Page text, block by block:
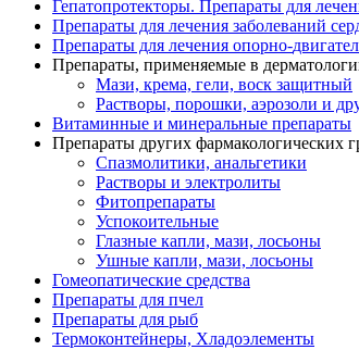
Гепатопротекторы. Препараты для
Препараты для лечения заболеваний
Препараты для лечения опорно-
Препараты, применяемые в
Мази, крема, гели, воск защитный
Растворы, порошки, аэрозоли и
Витаминные и минеральные препараты
Препараты других фармакологических
Спазмолитики, анальгетики
Растворы и электролиты
Фитопрепараты
Успокоительные
Глазные капли, мази, лосьоны
Ушные капли, мази, лосьоны
Гомеопатические средства
Препараты для пчел
Препараты для рыб
Термоконтейнеры, Хладоэлементы